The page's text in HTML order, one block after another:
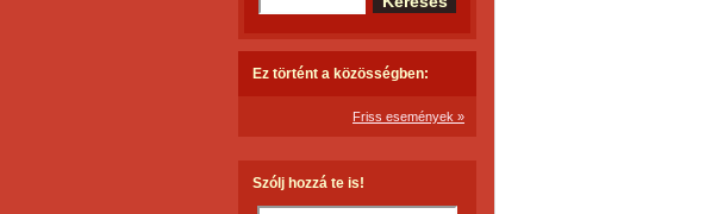
Ez történt a közösségben:
Friss események »
Szólj hozzá te is!